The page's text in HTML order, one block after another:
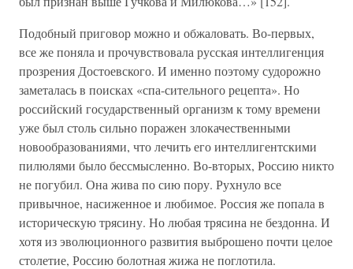
Подобный приговор можно и обжаловать. Во-первых,
все же поняла и прочувствовала русская интеллигенция
прозрения Достоевского. И именно поэтому судорожно
заметалась в поисках «спа-сительного рецепта». Но
российский государственный организм к тому времени
уже был столь сильно поражен злокачественными
новообразованиями, что лечить его интеллигентскими
пилюлями было бессмысленно. Во-вторых, Россию никто
не погубил. Она жива по сию пору. Рухнуло все
привычное, насиженное и любимое. Россия же попала в
историческую трясину. Но любая трясина не бездонна. И
хотя из эволюционного развития выброшено почти целое
столетие, Россию болотная жижа не поглотила.